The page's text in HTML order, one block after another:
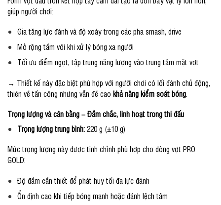
giúp người chơi:
Gia tăng lực đánh và độ xoáy trong các pha smash, drive
Mở rộng tầm với khi xử lý bóng xa người
Tối ưu điểm ngọt, tập trung năng lượng vào trung tâm mặt vợt
→ Thiết kế này đặc biệt phù hợp với người chơi có lối đánh chủ động,
thiên về tấn công nhưng vẫn đề cao khả năng kiểm soát bóng
Trọng lượng và cân bằng – Đầm chắc, linh hoạt trong thi đấu
Trọng lượng trung bình:220 g (±10 g)
Mức trọng lượng này được tinh chỉnh phù hợp cho dòng vợt PRO
GOLD:
Độ đầm cần thiết để phát huy tối đa lực đánh
Ổn định cao khi tiếp bóng mạnh hoặc đánh lệch tâm